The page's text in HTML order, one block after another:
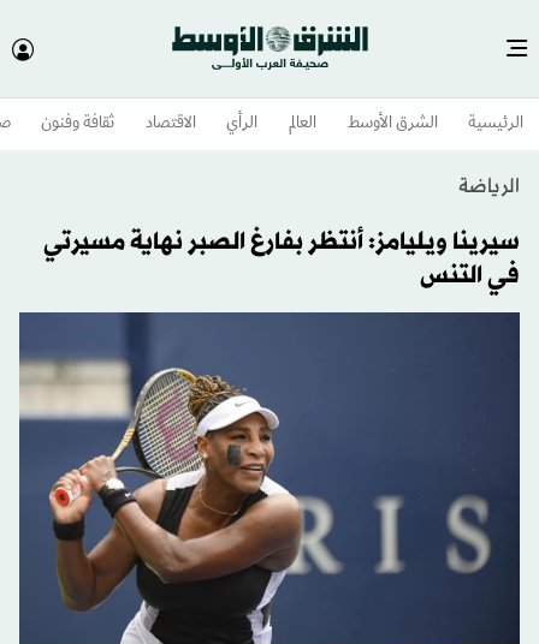
الرئيسية الشرق الأوسط​ العالم الرأي الاقتصاد ثقافة وفنون
الرياضة
سيرينا ويليامز: أنتظر بفارغ الصبر نهاية مسيرتي
في التنس